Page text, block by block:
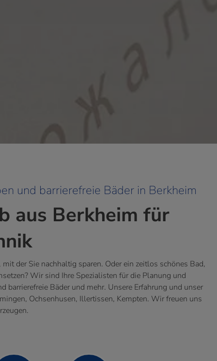
und barrierefreie Bäderin Berkheim
aus Berkheim für
der Sie nachhaltig sparen. Oder ein zeitlos schönes Bad,
Wir sind Ihre Spezialisten für die Planung und
Bäder und mehr. Unsere Erfahrung und unser
Ochsenhusen, Illertissen, Kempten. Wir freuen uns